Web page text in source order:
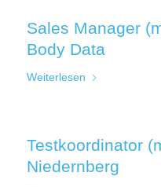
Sales Manager
Body Data
Weiterlesen
Testkoordinator
Niedernberg